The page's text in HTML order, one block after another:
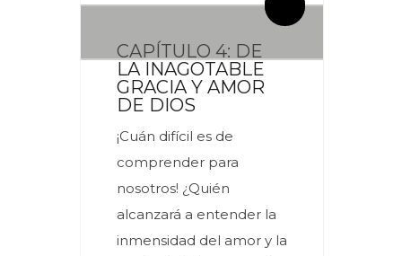
CAPÍTULO 4: DE
LA INAGOTABLE
GRACIA Y AMOR
DE DIOS
¡Cuán difícil es de
comprender para
nosotros! ¿Quién
alcanzará a entender la
inmensidad del amor y la